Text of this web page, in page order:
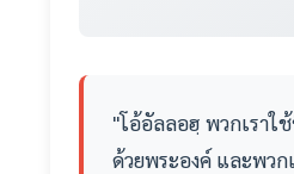
"โอ้อัลลอฮฺ พวกเราใ
ด้วยพระองค์ และพวก